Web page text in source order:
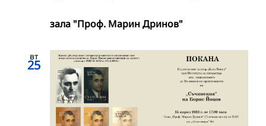
зала "Проф. Марин Дринов"
вт
25